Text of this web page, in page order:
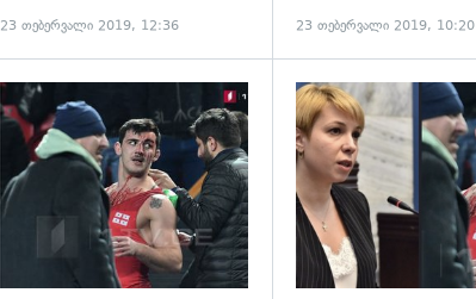
23 თებერვალი 2019, 12:36 23 თებერვალი 2019, 10:20
გადახედვა